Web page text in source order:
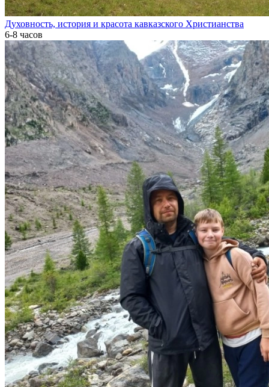
Духовность, история и красота кавказского Христианства
6-8 часов